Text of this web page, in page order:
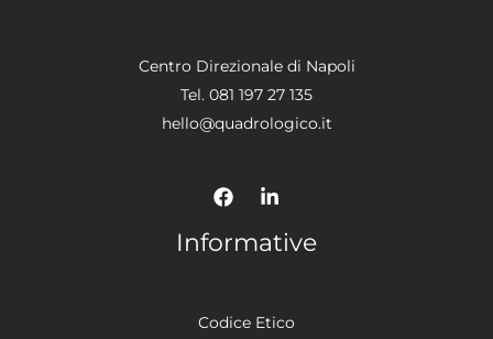
Centro Direzionale di Napoli
Tel. 081 197 27 135
hello@quadrologico.it
Informative
Codice Etico